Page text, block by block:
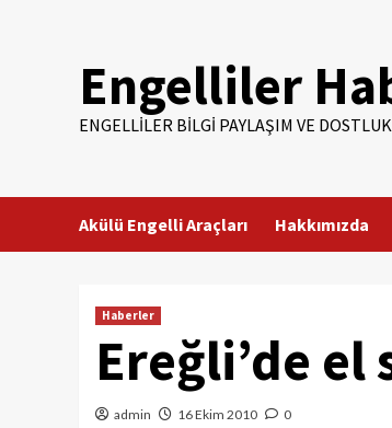
Engelliler
ENGELLILER BILGI PAYLAŞIM VE
Akülü Engelli Araçları Hakkımızda
Haberler
Ereğli’de el
admin 16 Ekim 2010 0